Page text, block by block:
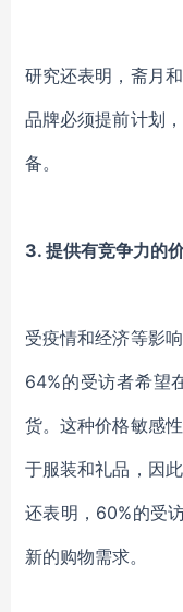
研究还表明，斋月
品牌必须提前计划
备。
3. 提供有竞争力的
受疫情和经济等影
64%的受访者希望
货。这种价格敏感
于服装和礼品，因
还表明，60%的受
新的购物需求。